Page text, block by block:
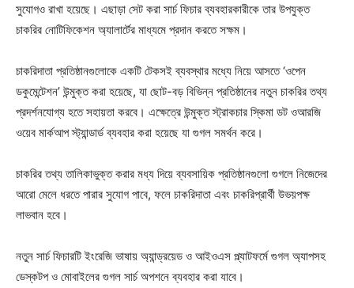
সুযোগও রাখা হয়েছে। এছাড়া সেট করা সার্চ ফিচার ব্যবহারকারীকে তার উপযুক্ত
চাকরির নোটিফিকেশন অ্যালার্টের মাধ্যমে প্রদান করতে সক্ষম।
চাকরিদাতা প্রতিষ্ঠানগুলোকে একটি টেকসই ব্যবস্থার মধ্যে নিয়ে আসতে ‘ওপেন
ডকুমেন্টেশন’ উন্মুক্ত করা হয়েছে, যা ছোট-বড় বিভিন্ন প্রতিষ্ঠানের নতুন চাকরির তথ্য
প্রদর্শনযোগ্য হতে সহায়তা করবে। এক্ষেত্রে উন্মুক্ত স্ট্রাকচার স্কিমা ডট ওআরজি
ওয়েব মার্কআপ স্ট্যান্ডার্ড ব্যবহার করা হয়েছে যা গুগল সমর্থন করে।
চাকরির তথ্য তালিকাভুক্ত করার মধ্য দিয়ে ব্যবসায়িক প্রতিষ্ঠানগুলো গুগলে নিজেদের
আরো মেলে ধরতে পারার সুযোগ পাবে, ফলে চাকরিদাতা এবং চাকরিপ্রার্থী উভয়পক্ষ
লাভবান হবে।
নতুন সার্চ ফিচারটি ইংরেজি ভাষায় অ্যান্ড্রয়েড ও আইওএস প্ল্যাটফর্মে গুগল অ্যাপসহ
ডেস্কটপ ও মোবাইলের গুগল সার্চ অপশনে ব্যবহার করা যাবে।